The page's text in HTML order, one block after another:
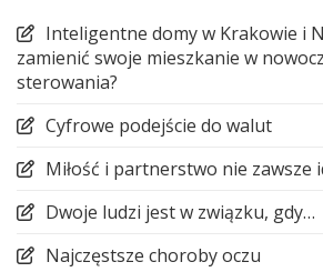
Inteligentne domy w Krakowie i
zamienić swoje mieszkanie w
sterowania?
Cyfrowe podejście do walut
Miłość i partnerstwo nie zawsze
Dwoje ludzi jest w związku, gdy…
Najczęstsze choroby oczu